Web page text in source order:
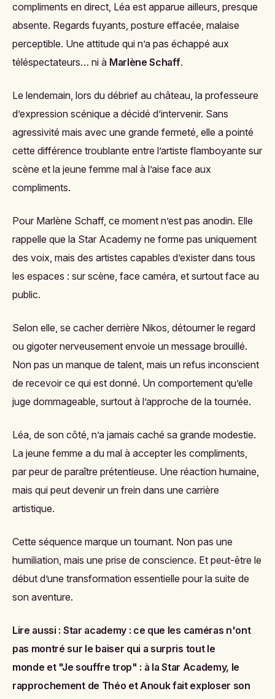
compliments en direct, Léa est apparue ailleurs, presque
absente. Regards fuyants, posture effacée, malaise
perceptible. Une attitude qui n’a pas échappé aux
téléspectateurs… ni à Marlène Schaff.
Le lendemain, lors du débrief au château, la professeure
d’expression scénique a décidé d’intervenir. Sans
agressivité mais avec une grande fermeté, elle a pointé
cette différence troublante entre l’artiste flamboyante sur
scène et la jeune femme mal à l’aise face aux
compliments.
Pour Marlène Schaff, ce moment n’est pas anodin. Elle
rappelle que la Star Academy ne forme pas uniquement
des voix, mais des artistes capables d’exister dans tous
les espaces : sur scène, face caméra, et surtout face au
public.
Selon elle, se cacher derrière Nikos, détourner le regard
ou gigoter nerveusement envoie un message brouillé.
Non pas un manque de talent, mais un refus inconscient
de recevoir ce qui est donné. Un comportement qu’elle
juge dommageable, surtout à l’approche de la tournée.
Léa, de son côté, n’a jamais caché sa grande modestie.
La jeune femme a du mal à accepter les compliments,
par peur de paraître prétentieuse. Une réaction humaine,
mais qui peut devenir un frein dans une carrière
artistique.
Cette séquence marque un tournant. Non pas une
humiliation, mais une prise de conscience. Et peut-être le
début d’une transformation essentielle pour la suite de
son aventure.
Lire aussi : Star academy : ce que les caméras n'ont
pas montré sur le baiser qui a surpris tout le
monde et "Je souffre trop" : à la Star Academy, le
rapprochement de Théo et Anouk fait exploser son